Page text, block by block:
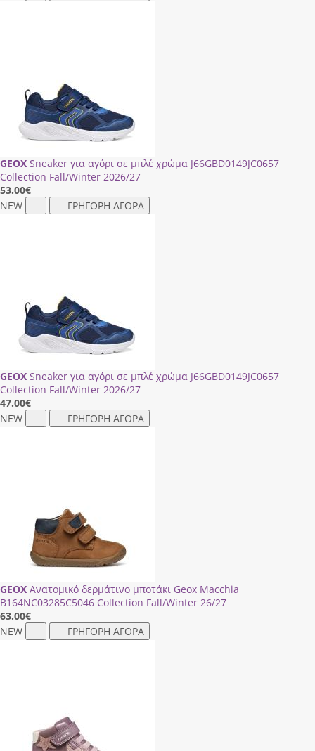
GEOX Sneaker για αγόρι σε μπλέ χρώμα J66GΒD0149JC0657
Collection Fall/Winter 2026/27
53.00€
NEW
ΓΡΗΓΟΡΗ ΑΓΟΡΑ
GEOX Sneaker για αγόρι σε μπλέ χρώμα J66GΒD0149JC0657
Collection Fall/Winter 2026/27
47.00€
NEW
ΓΡΗΓΟΡΗ ΑΓΟΡΑ
GEOX Ανατομικό δερμάτινο μποτάκι Geox Macchia
Β164ΝC03285C5046 Collection Fall/Winter 26/27
63.00€
NEW
ΓΡΗΓΟΡΗ ΑΓΟΡΑ